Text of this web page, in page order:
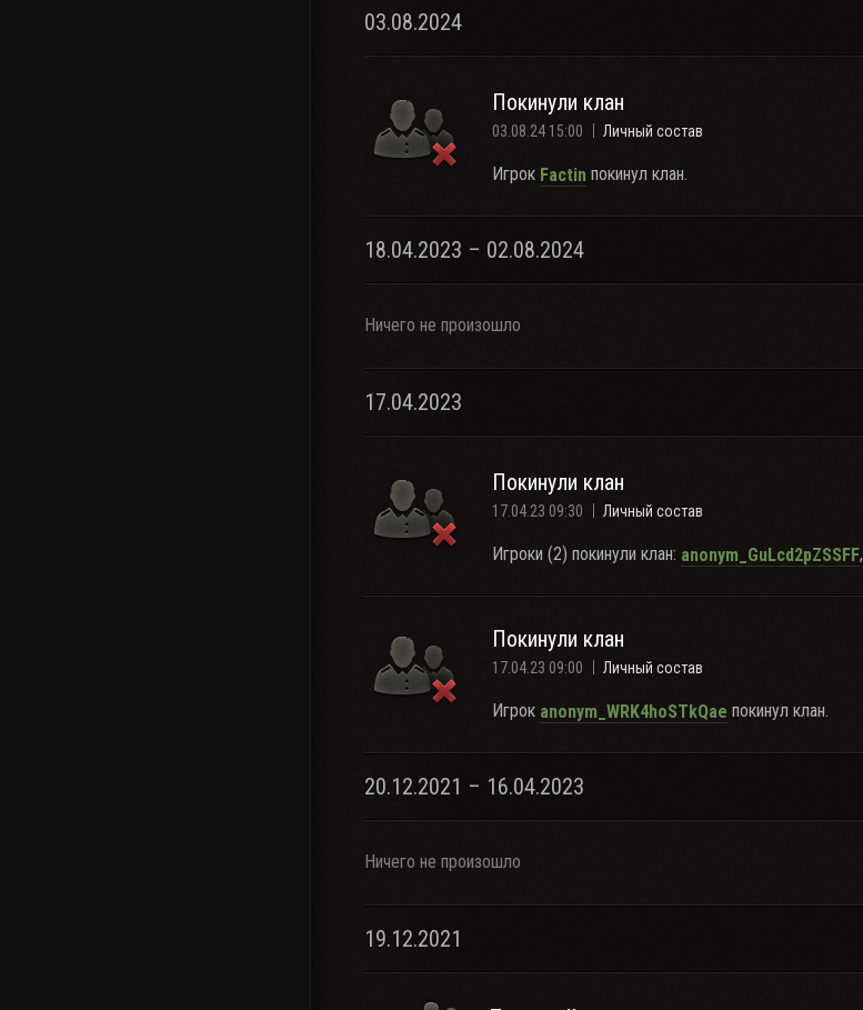
03.08.2024
Покинули клан
03.08.24 15:00 Личный состав
Игрок Factin покинул клан.
18.04.2023 – 02.08.2024
Ничего не произошло
17.04.2023
Покинули клан
17.04.23 09:30 Личный состав
Игроки (2) покинули клан: anonym_GuLcd2pZSSFF,
Покинули клан
17.04.23 09:00 Личный состав
Игрок anonym_WRK4hoSTkQae покинул клан.
20.12.2021 – 16.04.2023
Ничего не произошло
19.12.2021